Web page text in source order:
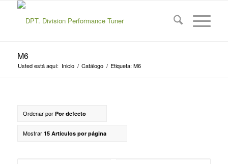
M6
Usted está aquí: Inicio / Catálogo / Etiqueta: M6
Ordenar por Por defecto
Mostrar 15 Artículos por página